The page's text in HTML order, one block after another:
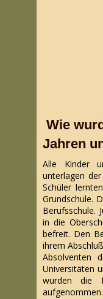
Wie
Jahren
Alle Kinder
unterlagen
Schüler
Grundschule.
Berufsschule.
in die
befreit. Den
ihrem
Absolventen
Universitäten
wurden die
aufgenommen.